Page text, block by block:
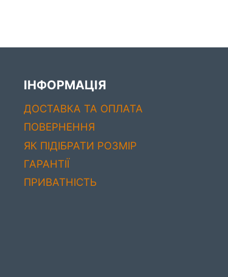
ІНФОРМАЦІЯ
ДОСТАВКА ТА ОПЛАТА
ПОВЕРНЕННЯ
ЯК ПІДІБРАТИ РОЗМІР
ГАРАНТІЇ
ПРИВАТНІСТЬ